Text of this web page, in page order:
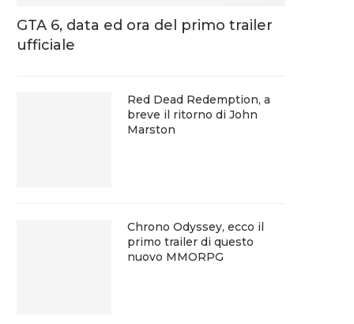
GTA 6, data ed ora del primo trailer
ufficiale
Red Dead Redemption, a
breve il ritorno di John
Marston
Chrono Odyssey, ecco il
primo trailer di questo
nuovo MMORPG